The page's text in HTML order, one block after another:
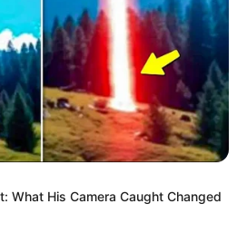
What His Camera Caught Changed